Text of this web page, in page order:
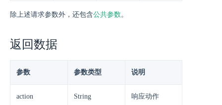
除上述请求参数外，还包含公共参数。
返回数据
参数 参数类型 说明
action String 响应动作